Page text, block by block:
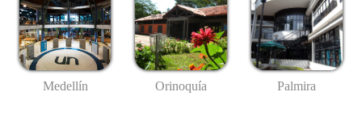
Medellín Orinoquía Palmira